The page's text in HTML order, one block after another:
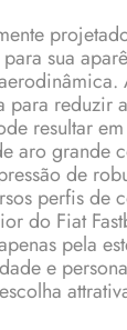
sua
reduzir
resultar
aro grande
de
perfis de
do Fiat
pela
e